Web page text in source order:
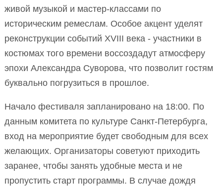
живой музыкой и мастер-классами по
историческим ремеслам. Особое акцент уделят
реконструкции событий XVIII века - участники в
костюмах того времени воссоздадут атмосферу
эпохи Александра Суворова, что позволит гостям
буквально погрузиться в прошлое.
Начало фестиваля запланировано на 18:00. По
данным комитета по культуре Санкт-Петербурга,
вход на мероприятие будет свободным для всех
желающих. Организаторы советуют приходить
заранее, чтобы занять удобные места и не
пропустить старт программы. В случае дождя